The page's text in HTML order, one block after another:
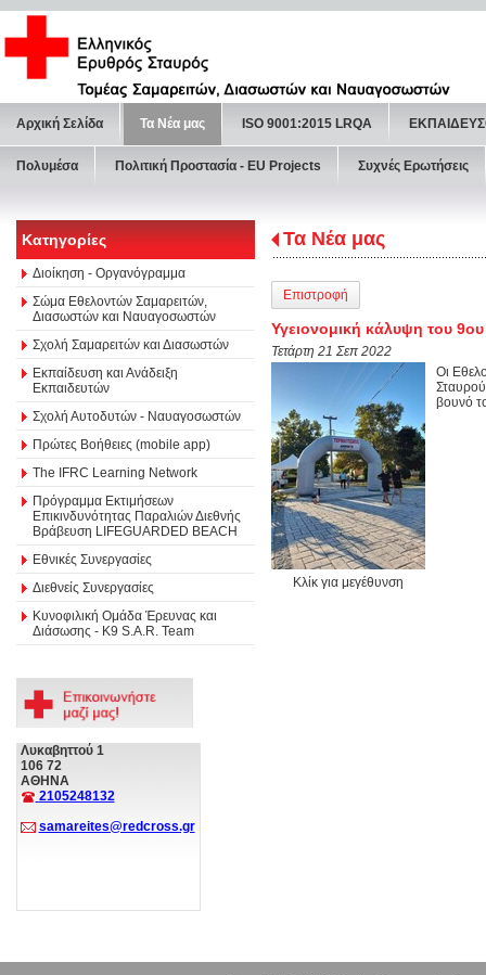
Αρχική Σελίδα Τα Νέα μας ISO 9001:2015 LRQA
Πολυμέσα Πολιτική Προστασία - ΕU Projects Συχνές Ερωτήσεις
Κατηγορίες
Διοίκηση - Οργανόγραμμα
Σώμα Εθελοντών Σαμαρειτών,
Διασωστών και Ναυαγοσωστών
Σχολή Σαμαρειτών και Διασωστών
Εκπαίδευση και Ανάδειξη
Εκπαιδευτών
Σχολή Αυτοδυτών - Ναυαγοσωστών
Πρώτες Βοήθειες (mobile app)
The IFRC Learning Network
Πρόγραμμα Εκτιμήσεων
Επικινδυνότητας Παραλιών Διεθνής
Βράβευση LIFEGUARDED BEACH
Εθνικές Συνεργασίες
Διεθνείς Συνεργασίες
Κυνοφιλική Ομάδα Έρευνας και
Διάσωσης - Κ9 S.A.R. Team
Λυκαβηττού 1
106 72
ΑΘΗΝΑ
2105248132
samareites@redcross.gr
Τα Νέα μας
Επιστροφή
Υγειονομική κάλυψη του
Τετάρτη 21 Σεπ 2022
Κλίκ για μεγέθυνση
Οι
βουνό